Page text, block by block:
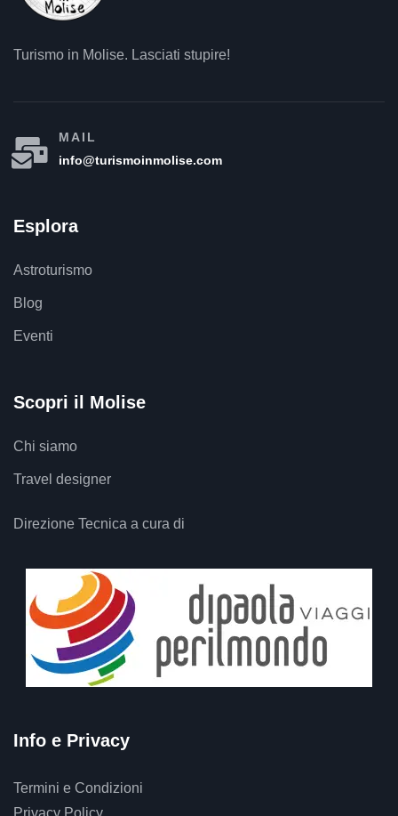
Turismo in Molise. Lasciati stupire!
MAIL
info@turismoinmolise.com
Esplora
Astroturismo
Blog
Eventi
Scopri il Molise
Chi siamo
Travel designer
Direzione Tecnica a cura di
Info e Privacy
Termini e Condizioni
Privacy Policy